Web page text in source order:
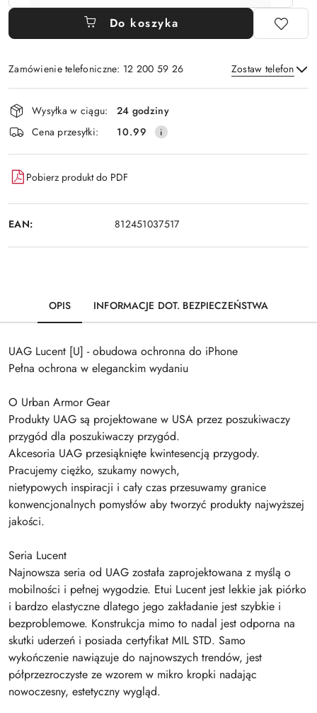
Do koszyka
Zamówienie telefoniczne: 12 200 59 26 Zostaw telefon
Wyślij
Dostępność
i
dostawa
Wysyłka w ciągu:
24 godziny
Cena przesyłki:
10.99
Pobierz produkt do PDF
EAN: 812451037517
OPIS INFORMACJE DOT. BEZPIECZEŃSTWA
UAG Lucent [U] - obudowa ochronna do iPhone
Pełna ochrona w eleganckim wydaniu
O Urban Armor Gear
Produkty UAG są projektowane w USA przez poszukiwaczy
przygód dla poszukiwaczy przygód.
Akcesoria UAG przesiąknięte kwintesencją przygody.
Pracujemy ciężko, szukamy nowych,
nietypowych inspiracji i cały czas przesuwamy granice
konwencjonalnych pomysłów aby tworzyć produkty najwyższej
jakości.
Seria Lucent
Najnowsza seria od UAG została zaprojektowana z myślą o
mobilności i pełnej wygodzie. Etui Lucent jest lekkie jak piórko
i bardzo elastyczne dlatego jego zakładanie jest szybkie i
bezproblemowe. Konstrukcja mimo to nadal jest odporna na
skutki uderzeń i posiada certyfikat MIL STD. Samo
wykończenie nawiązuje do najnowszych trendów, jest
półprzezroczyste ze wzorem w mikro kropki nadając
nowoczesny, estetyczny wygląd.